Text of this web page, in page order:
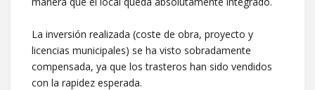
La inversión realizada (coste de obra, proyecto y
licencias municipales) se ha visto sobradamente
compensada, ya que los trasteros han sido vendidos
con la rapidez esperada.